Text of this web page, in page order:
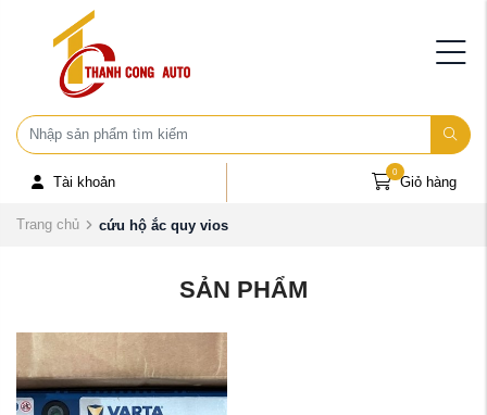
Tài khoản Giỏ hàng
0
Trang chủ cứu hộ ắc quy vios
SẢN PHẨM